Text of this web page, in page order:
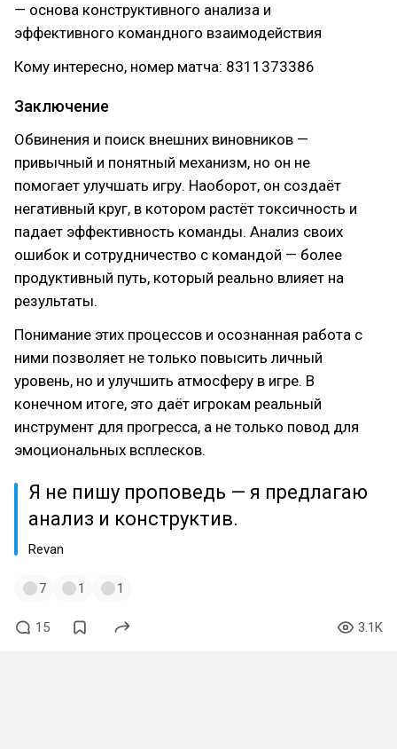
— основа конструктивного анализа и
эффективного командного взаимодействия
Кому интересно, номер матча: 8311373386
Заключение
Обвинения и поиск внешних виновников —
привычный и понятный механизм, но он не
помогает улучшать игру. Наоборот, он создаёт
негативный круг, в котором растёт токсичность и
падает эффективность команды. Анализ своих
ошибок и сотрудничество с командой — более
продуктивный путь, который реально влияет на
результаты.
Понимание этих процессов и осознанная работа с
ними позволяет не только повысить личный
уровень, но и улучшить атмосферу в игре. В
конечном итоге, это даёт игрокам реальный
инструмент для прогресса, а не только повод для
эмоциональных всплесков.
Я не пишу проповедь — я предлагаю
анализ и конструктив.
Revan
7 1 1
15 3.1K